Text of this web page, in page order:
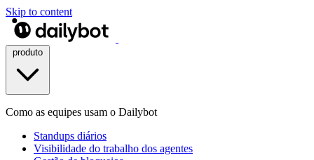
Skip to content
Como as equipes usam o Dailybot
Standups diários
Visibilidade do trabalho dos agentes